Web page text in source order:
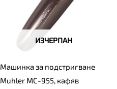
ИЗЧЕРПАН
Машинка за подстригване
Muhler MC-955, кафяв